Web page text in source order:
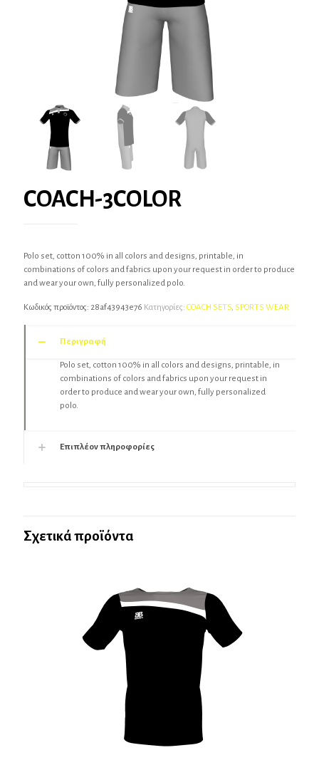
COACH-3COLOR
Polo set, cotton 100% in all colors and designs, printable, in
combinations of colors and fabrics upon your request in order to produce
and wear your own, fully personalized polo.
Κωδικός προϊόντος: 28af43943e76 Κατηγορίες: COACH SETS, SPORTS WEAR
Περιγραφή
Polo set, cotton 100% in all colors and designs, printable, in
combinations of colors and fabrics upon your request in
order to produce and wear your own, fully personalized
polo.
Επιπλέον πληροφορίες
Σχετικά προϊόντα